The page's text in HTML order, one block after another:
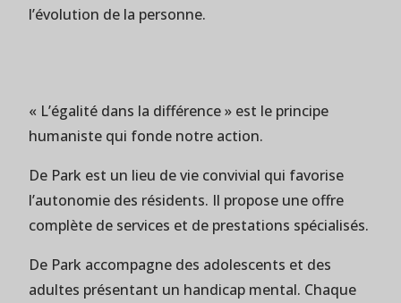
l’évolution de la personne.
« L’égalité dans la différence » est le principe
humaniste qui fonde notre action.
De Park est un lieu de vie convivial qui favorise
l’autonomie des résidents. Il propose une offre
complète de services et de prestations spécialisés.
De Park accompagne des adolescents et des
adultes présentant un handicap mental. Chaque